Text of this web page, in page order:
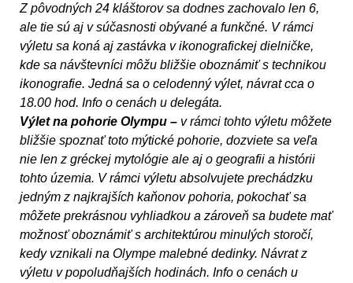
Z pôvodných 24 kláštorov sa dodnes zachovalo len 6,
ale tie sú aj v súčasnosti obývané a funkčné. V rámci
výletu sa koná aj zastávka v ikonografickej dielničke,
kde sa návštevníci môžu bližšie oboznámiť s technikou
ikonografie. Jedná sa o celodenný výlet, návrat cca o
18.00 hod. Info o cenách u delegáta.
Výlet na pohorie Olympu – v rámci tohto výletu môžete
bližšie spoznať toto mýtické pohorie, dozviete sa veľa
nie len z gréckej mytológie ale aj o geografii a histórii
tohto územia. V rámci výletu absolvujete prechádzku
jedným z najkrajších kaňonov pohoria, pokochať sa
môžete prekrásnou vyhliadkou a zároveň sa budete mať
možnosť oboznámiť s architektúrou minulých storočí,
kedy vznikali na Olympe malebné dedinky. Návrat z
výletu v popoludňajších hodinách. Info o cenách u